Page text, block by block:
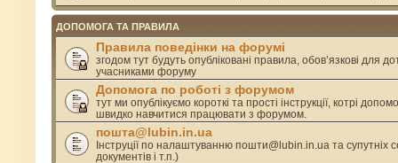
ДОПОМОГА ТА ПРАВИЛА
Правила поведінки на форумі
згодом тут будуть опубліковані правила, обов’язкові для
учасниками форуму
Допомога по роботі з форумом
тут ми опублікуємо короткі та прості інструкції, котрі
швидко навчитися працювати з форумом.
пошта@lubin.in.ua
Інструції по налаштуванню пошти@lubin.in.ua та супутніх
документів і т.п.)